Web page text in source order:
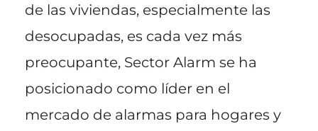
de las viviendas, especialmente las
desocupadas, es cada vez más
preocupante, Sector Alarm se ha
posicionado como líder en el
mercado de alarmas para hogares y